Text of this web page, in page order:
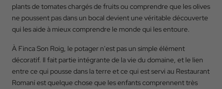
plants de tomates chargés de fruits ou comprendre que les olives
ne poussent pas dans un bocal devient une véritable découverte
qui les aide à mieux comprendre le monde qui les entoure.
À Finca Son Roig, le potager n'est pas un simple élément
décoratif. Il fait partie intégrante de la vie du domaine, et le lien
entre ce qui pousse dans la terre et ce qui est servi au Restaurant
Romaní est quelque chose que les enfants comprennent très